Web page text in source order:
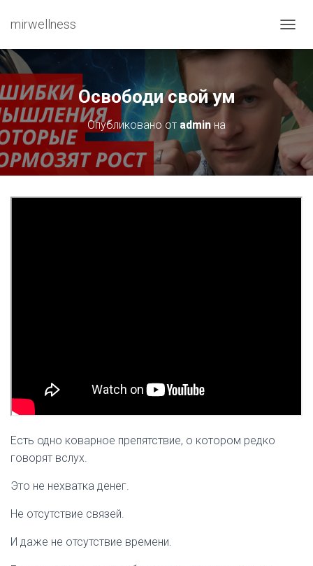
mirwellness
Освободи свой ум
Опубликовано от adminна
Есть одно коварное препятствие, о котором редко
говорят вслух.
Это не нехватка денег.
Не отсутствие связей.
И даже не отсутствие времени.